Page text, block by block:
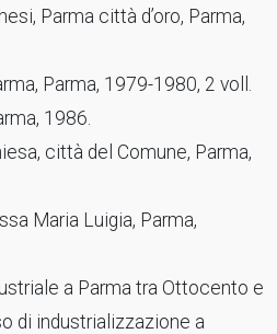
Parma città d’oro, Parma,
Parma, 1979-1980, 2 voll.
1986.
città del Comune, Parma,
Maria Luigia, Parma,
a Parma tra Ottocento e
di industrializzazione a